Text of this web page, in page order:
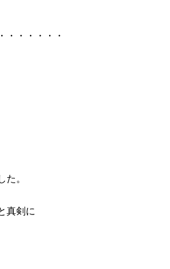
・・・・・・
。
真剣に